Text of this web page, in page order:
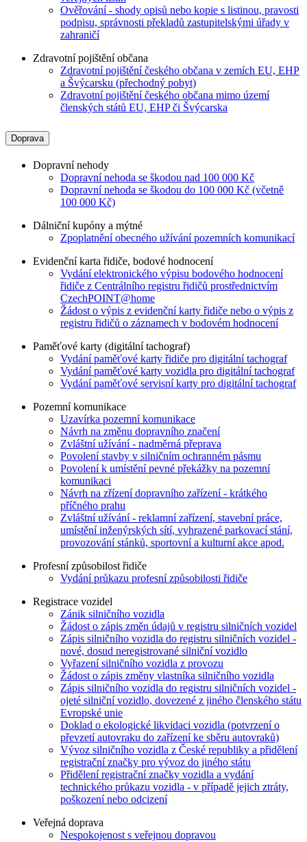
Ověřování - shody opisů nebo kopie s listinou, pravosti
podpisu, správnosti překladů zastupitelskými úřady v
zahraničí
Zdravotní pojištění občana
Zdravotní pojištění českého občana v zemích EU, EHP
a Švýcarsku (přechodný pobyt)
Zdravotní pojištění českého občana mimo území
členských států EU, EHP či Švýcarska
Doprava
Dopravní nehody
Dopravní nehoda se škodou nad 100 000 Kč
Dopravní nehoda se škodou do 100 000 Kč (včetně
100 000 Kč)
Dálniční kupóny a mýtné
Zpoplatnění obecného užívání pozemních komunikací
Evidenční karta řidiče, bodové hodnocení
Vydání elektronického výpisu bodového hodnocení
řidiče z Centrálního registru řidičů prostřednictvím
CzechPOINT@home
Žádost o výpis z evidenční karty řidiče nebo o výpis z
registru řidičů o záznamech v bodovém hodnocení
Paměťové karty (digitální tachograf)
Vydání paměťové karty řidiče pro digitální tachograf
Vydání paměťové karty vozidla pro digitální tachograf
Vydání paměťové servisní karty pro digitální tachograf
Pozemní komunikace
Uzavírka pozemní komunikace
Návrh na změnu dopravního značení
Zvláštní užívání - nadměrná přeprava
Povolení stavby v silničním ochranném pásmu
Povolení k umístění pevné překážky na pozemní
komunikaci
Návrh na zřízení dopravního zařízení - krátkého
příčného prahu
Zvláštní užívání - reklamní zařízení, stavební práce,
umístění inženýrských sítí, vyhrazené parkovací stání,
provozování stánků, sportovní a kulturní akce apod.
Profesní způsobilost řidiče
Vydání průkazu profesní způsobilosti řidiče
Registrace vozidel
Zánik silničního vozidla
Žádost o zápis změn údajů v registru silničních vozidel
Zápis silničního vozidla do registru silničních vozidel -
nové, dosud neregistrované silniční vozidlo
Vyřazení silničního vozidla z provozu
Žádost o zápis změny vlastníka silničního vozidla
Zápis silničního vozidla do registru silničních vozidel -
ojeté silniční vozidlo, dovezené z jiného členského státu
Evropské unie
Doklad o ekologické likvidaci vozidla (potvrzení o
převzetí autovraku do zařízení ke sběru autovraků)
Vývoz silničního vozidla z České republiky a přidělení
registrační značky pro vývoz do jiného státu
Přidělení registrační značky vozidla a vydání
technického průkazu vozidla - v případě jejich ztráty,
poškození nebo odcizení
Veřejná doprava
Nespokojenost s veřejnou dopravou